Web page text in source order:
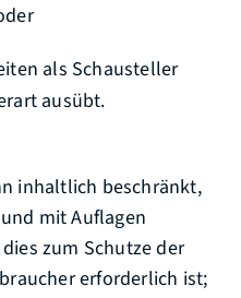
als Schausteller
ausübt.
inhaltlich beschränkt,
mit Auflagen
zum Schutze der
erforderlich ist;